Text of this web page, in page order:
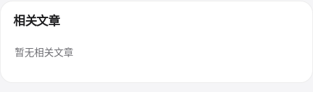
相关文章
暂无相关文章